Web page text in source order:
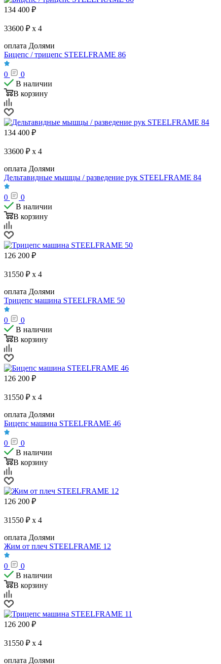
134 400 ₽
33600 ₽ x 4
оплата Долями
Бицепс / трицепс STEELFRAME 86
0
0
В наличии
В корзину
134 400 ₽
33600 ₽ x 4
оплата Долями
Дельтавидные мышцы / разведение рук STEELFRAME 84
0
0
В наличии
В корзину
126 200 ₽
31550 ₽ x 4
оплата Долями
Трицепс машина STEELFRAME 50
0
0
В наличии
В корзину
126 200 ₽
31550 ₽ x 4
оплата Долями
Бицепс машина STEELFRAME 46
0
0
В наличии
В корзину
126 200 ₽
31550 ₽ x 4
оплата Долями
Жим от плеч STEELFRAME 12
0
0
В наличии
В корзину
126 200 ₽
31550 ₽ x 4
оплата Долями